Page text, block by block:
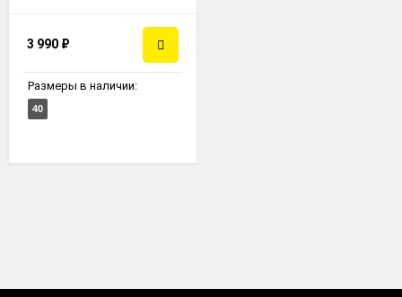
3 990 ₽
Размеры в наличии:
40